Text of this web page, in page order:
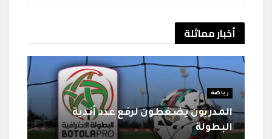
أخبارمماثلة
رياضة
المدربون يضغطون لرفع عدد أندية
البطولة